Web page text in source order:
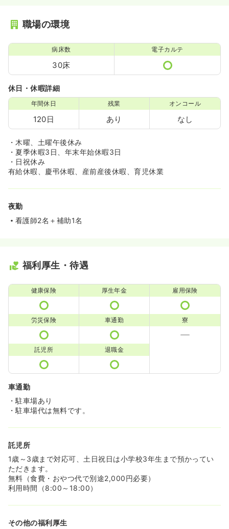
職場の環境
病床数
30床
電子カルテ
休日・休暇詳細
年間休日
120日
残業
あり
オンコール
なし
・木曜、土曜午後休み
・夏季休暇3日、年末年始休暇3日
・日祝休み
有給休暇、慶弔休暇、産前産後休暇、育児休業
夜勤
看護師2名＋補助1名
福利厚生・待遇
健康保険 厚生年金 雇用保険
労災保険 車通勤 寮
託児所 退職金
車通勤
・駐車場あり
・駐車場代は無料です。
託児所
1歳～3歳まで対応可、土日祝日は小学校3年生まで預かってい
ただきます。
無料（食費・おやつ代で別途2,000円必要）
利用時間（8:00～18:00）
その他の福利厚生